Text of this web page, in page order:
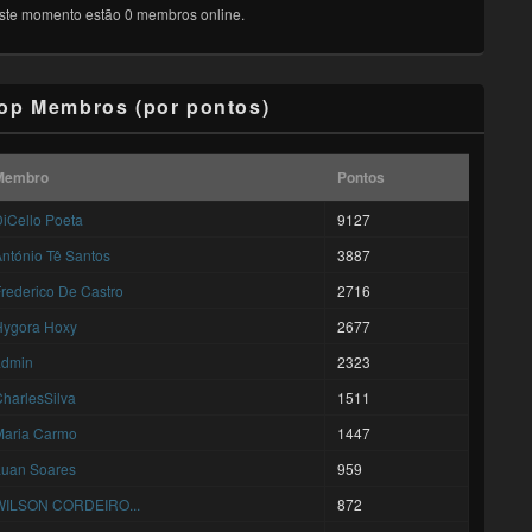
momento estão 0 membros online.
Membros (por pontos)
Pontos
Poeta
9127
Tê Santos
3887
De Castro
2716
Hoxy
2677
2323
1511
Carmo
1447
Soares
959
CORDEIRO...
872